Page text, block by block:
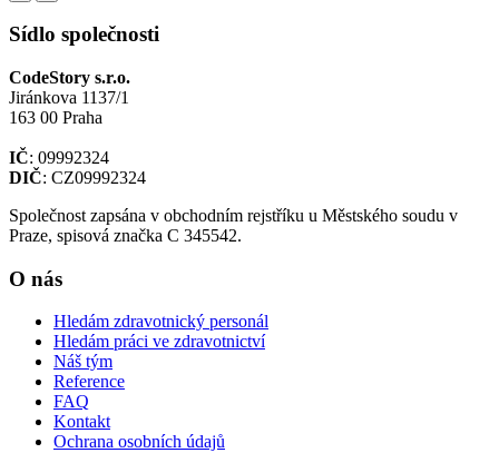
Sídlo společnosti
CodeStory s.r.o.
Jiránkova 1137/1
163 00 Praha
IČ: 09992324
DIČ: CZ09992324
Společnost zapsána v obchodním rejstříku u Městského soudu v
Praze, spisová značka C 345542.
O nás
Hledám zdravotnický personál
Hledám práci ve zdravotnictví
Náš tým
Reference
FAQ
Kontakt
Ochrana osobních údajů